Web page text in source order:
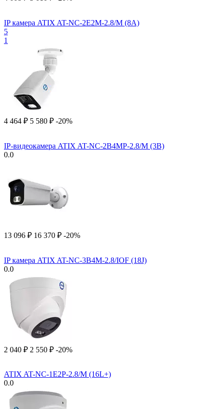
IP камера ATIX AT-NC-2E2M-2.8/M (8A)
5
1
4 464 ₽ 5 580 ₽ -20%
IP-видеокамера ATIX AT-NC-2B4MP-2.8/M (3B)
0.0
13 096 ₽ 16 370 ₽ -20%
IP камера ATIX AT-NC-3B4M-2.8/IOF (18J)
0.0
2 040 ₽ 2 550 ₽ -20%
ATIX AT-NC-1E2P-2.8/M (16L+)
0.0